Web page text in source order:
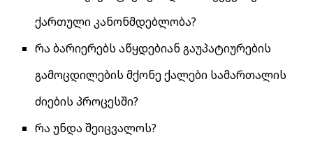
ქართული კანონმდებლობა?
რა ბარიერებს აწყდებიან გაუპატიურების
გამოცდილების მქონე ქალები სამართალის
ძიების პროცესში?
რა უნდა შეიცვალოს?